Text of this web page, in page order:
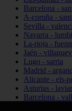
Barcelona -
A-coruña -
Sevilla -
Navarra -
La-rioja -
Jaén -
Lugo - sarria
Madrid -
Alicante - els-
Asturias -
Barcelona -